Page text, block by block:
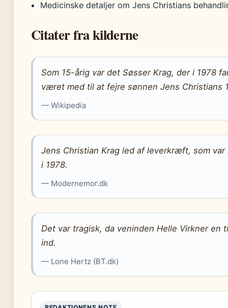
Medicinske detaljer om Jens Christians
Citater fra kilderne
Som 15-årig var det Søsser Krag, der i 1978
været med til at fejre sønnen Jens Christians
— Wikipedia
Jens Christian Krag led af leverkræft, som
i 1978.
— Modernemor.dk
Det var tragisk, da veninden Helle Virkner en
ind.
— Lone Hertz (BT.dk)